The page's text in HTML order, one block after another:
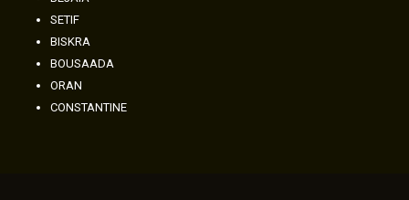
SETIF
BISKRA
BOUSAADA
ORAN
CONSTANTINE